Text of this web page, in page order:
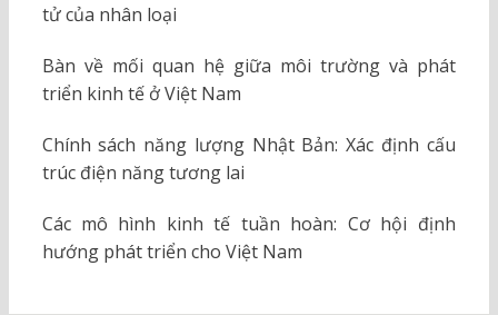
tử của nhân loại
Bàn về mối quan hệ giữa môi trường và phát
triển kinh tế ở Việt Nam
Chính sách năng lượng Nhật Bản: Xác định cấu
trúc điện năng tương lai
Các mô hình kinh tế tuần hoàn: Cơ hội định
hướng phát triển cho Việt Nam